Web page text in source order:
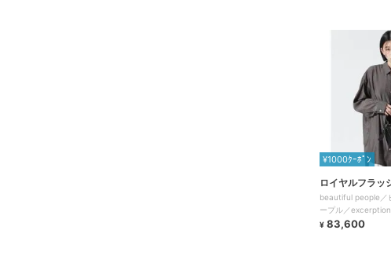
¥1000ｸｰﾎﾟﾝ
ロイヤルフラッ
beautiful people／
ープル／
¥ 83,600